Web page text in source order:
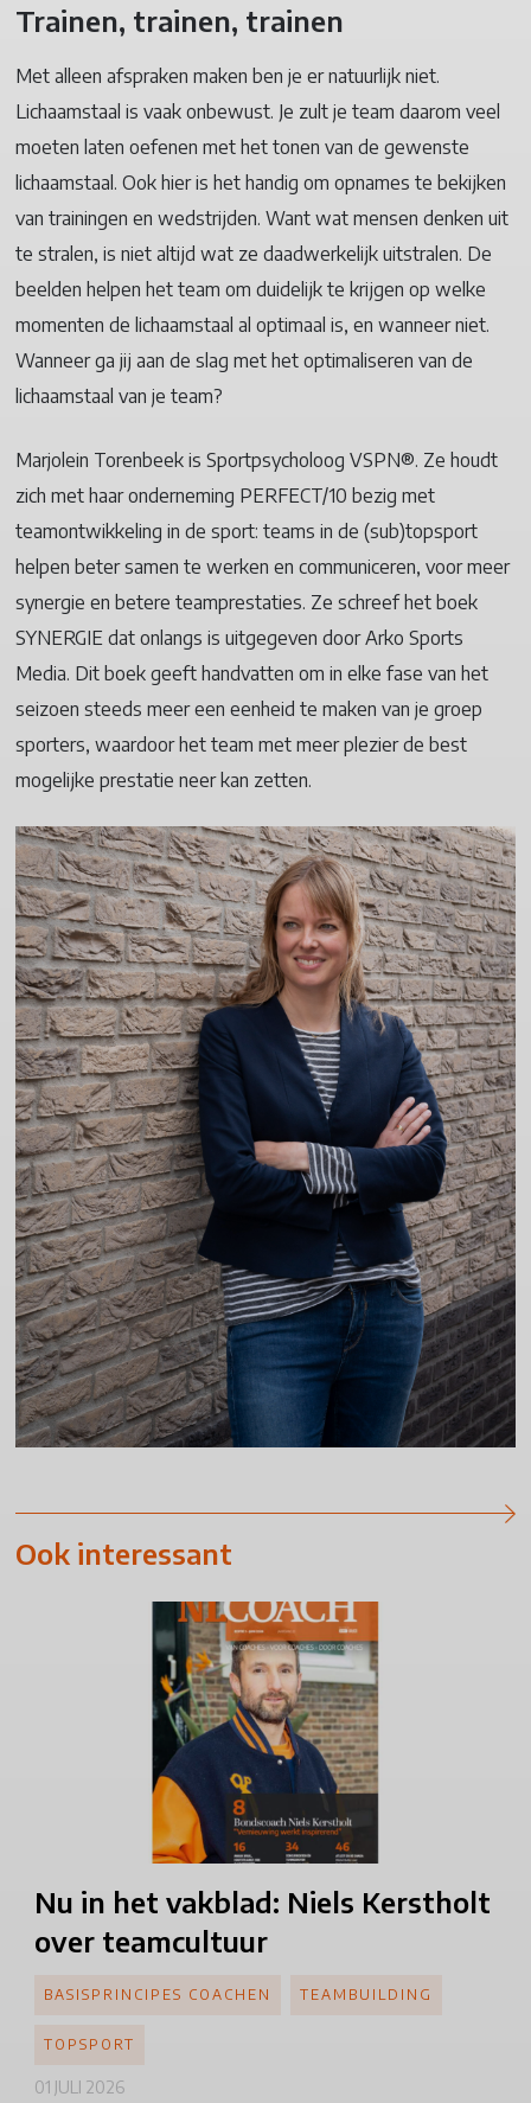
Trainen, trainen, trainen
Met alleen afspraken maken ben je er natuurlijk niet.
Lichaamstaal is vaak onbewust. Je zult je team daarom veel
moeten laten oefenen met het tonen van de gewenste
lichaamstaal. Ook hier is het handig om opnames te bekijken
van trainingen en wedstrijden. Want wat mensen denken uit
te stralen, is niet altijd wat ze daadwerkelijk uitstralen. De
beelden helpen het team om duidelijk te krijgen op welke
momenten de lichaamstaal al optimaal is, en wanneer niet.
Wanneer ga jij aan de slag met het optimaliseren van de
lichaamstaal van je team?
Marjolein Torenbeek is Sportpsycholoog VSPN®. Ze houdt
zich met haar onderneming PERFECT/10 bezig met
teamontwikkeling in de sport: teams in de (sub)topsport
helpen beter samen te werken en communiceren, voor meer
synergie en betere teamprestaties. Ze schreef het boek
SYNERGIE dat onlangs is uitgegeven door Arko Sports
Media. Dit boek geeft handvatten om in elke fase van het
seizoen steeds meer een eenheid te maken van je groep
sporters, waardoor het team met meer plezier de best
mogelijke prestatie neer kan zetten.
Ook interessant
Nu in het vakblad: Niels Kerstholt
over teamcultuur
BASISPRINCIPES COACHEN TEAMBUILDING
TOPSPORT
01 JULI 2026